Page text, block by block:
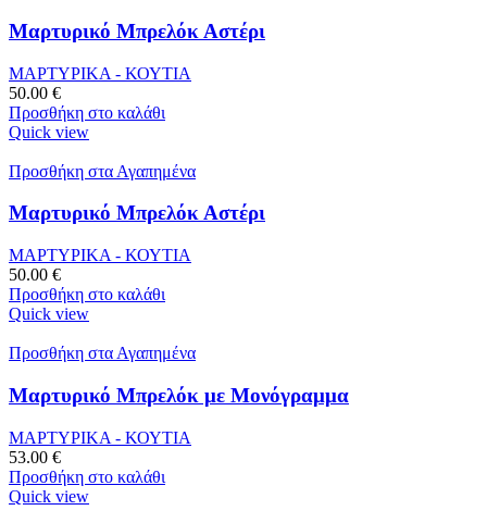
Μαρτυρικό Μπρελόκ Αστέρι
ΜΑΡΤΥΡΙΚΑ - ΚΟΥΤΙΑ
50.00 €
Προσθήκη στο καλάθι
Quick view
Προσθήκη στα Αγαπημένα
Μαρτυρικό Μπρελόκ Αστέρι
ΜΑΡΤΥΡΙΚΑ - ΚΟΥΤΙΑ
50.00 €
Προσθήκη στο καλάθι
Quick view
Προσθήκη στα Αγαπημένα
Μαρτυρικό Μπρελόκ με Μονόγραμμα
ΜΑΡΤΥΡΙΚΑ - ΚΟΥΤΙΑ
53.00 €
Προσθήκη στο καλάθι
Quick view